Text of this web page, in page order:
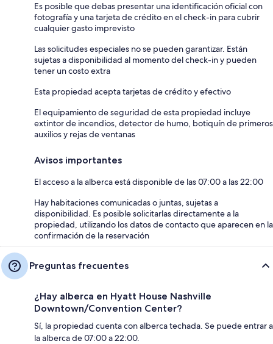
Es posible que debas presentar una identificación oficial con
fotografía y una tarjeta de crédito en el check-in para cubrir
cualquier gasto imprevisto
Las solicitudes especiales no se pueden garantizar. Están
sujetas a disponibilidad al momento del check-in y pueden
tener un costo extra
Esta propiedad acepta tarjetas de crédito y efectivo
El equipamiento de seguridad de esta propiedad incluye
extintor de incendios, detector de humo, botiquín de primeros
auxilios y rejas de ventanas
Avisos importantes
El acceso a la alberca está disponible de las 07:00 a las 22:00
Hay habitaciones comunicadas o juntas, sujetas a
disponibilidad. Es posible solicitarlas directamente a la
propiedad, utilizando los datos de contacto que aparecen en la
confirmación de la reservación
Preguntas frecuentes
¿Hay alberca en Hyatt House Nashville
Downtown/Convention Center?
Sí, la propiedad cuenta con alberca techada. Se puede entrar a
la alberca de 07:00 a 22:00.